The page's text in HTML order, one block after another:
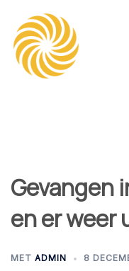
naar
inhoud
Gevangen
en er weer
MET ADMIN 8